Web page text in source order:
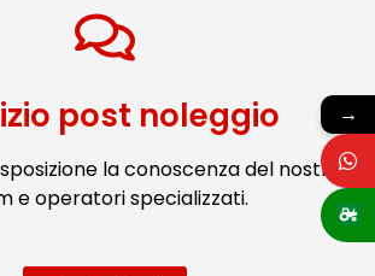
post noleggio
la conoscenza del nostro
e operatori specializzati.
→